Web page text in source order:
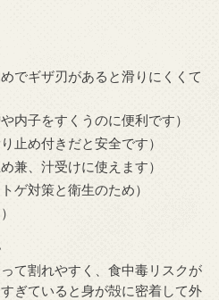
でギザ刃があると滑りにくくて
内子をすくうのに便利です）
止め付きだと安全です）
兼、汁受けに使えます）
ゲ対策と衛生のため）
て割れやすく、食中毒リスクが
ぎていると身が殻に密着して外